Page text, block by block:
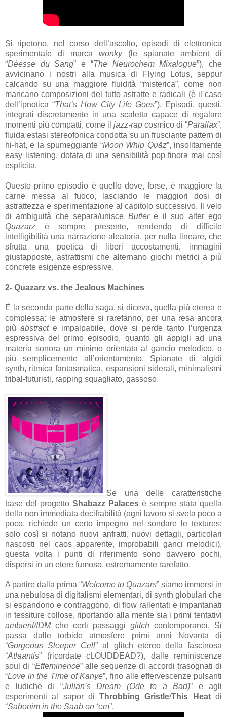
Si ripetono, nel corso dell’ascolto, episodi di elettronica
sperimentale di marca wonky(le spianate ambient di
“Dèesse du Sang” e “The Neurochem Mixalogue”), che
avvicinano i nostri alla musica di Flying Lotus, seppur
calcando su una maggiore fluidità “misterica”, come non
mancano composizioni del tutto astratte e radicali (è il caso
dell’ipnotica “That’s How City Life Goes”). Episodi, questi,
integrati discretamente in una scaletta capace di regalare
momenti più compatti, come il jazz-rap cosmico di “Parallax”,
fluida estasi stereofonica condotta su un frusciante pattern di
hi-hat, e la spumeggiante “Moon Whip Quäz”, insolitamente
easy listening, dotata di una sensibilità pop finora mai così
esplicita.
Questo primo episodio è quello dove, forse, è maggiore la
carne messa al fuoco, lasciando le maggiori dosi di
astrattezza e sperimentazione al capitolo successivo. Il velo
di ambiguità che separa/unisce Butlere il suo alter ego
Quazarz è sempre presente, rendendo di difficile
intelligibilità una narrazione aleatoria, per nulla lineare, che
sfrutta una poetica di liberi accostamenti, immagini
giustapposte, astrattismi che alternano giochi metrici a più
concrete esigenze espressive.
2- Quazarz vs. the Jealous Machines
È la seconda parte della saga, si diceva, quella più eterea e
complessa: le atmosfere si rarefanno, per una resa ancora
piùabstracte impalpabile, dove si perde tanto l’urgenza
espressiva del primo episodio, quanto gli appigli ad una
materia sonora un minimo orientata al gancio melodico, o
più semplicemente all’orientamento. Spianate di algidi
synth, ritmica fantasmatica, espansioni siderali, minimalismi
tribal-futuristi, rapping squagliato, gassoso.
Se una delle caratteristiche
base del progetto Shabazz Palaces è sempre stata quella
della non immediata decifrabilità (ogni lavoro si svela poco a
poco, richiede un certo impegno nel sondare le textures:
solo così si notano nuovi anfratti, nuovi dettagli, particolari
nascosti nel caos apparente, improbabili ganci melodici),
questa volta i punti di riferimento sono davvero pochi,
dispersi in un etere fumoso, estremamente rarefatto.
A partire dalla prima “Welcome to Quazars” siamo immersi in
una nebulosa di digitalismi elementari, di synth globulari che
si espandono e contraggono, di flow rallentati e impantanati
in tessiture collose, riportando alla mente sia i primi tentativi
ambient/IDMche certi passaggi glitch contemporanei. Si
passa dalle torbide atmosfere primi anni Novanta di
“Gorgeous Sleeper Cell” al glitch etereo della fascinosa
“Atlaantis” (ricordate cLOUDDEAD?), dalle reminiscenze
soul di “Effeminence” alle sequenze di accordi trasognati di
“Love in the Time of Kanye”, fino alle effervescenze pulsanti
e ludiche di “Julian’s Dream (Ode to a Bad)” e agli
esperimenti al sapor diThrobbing Gristle/This Heatdi
“Sabonim in the Saab on ‘em”.